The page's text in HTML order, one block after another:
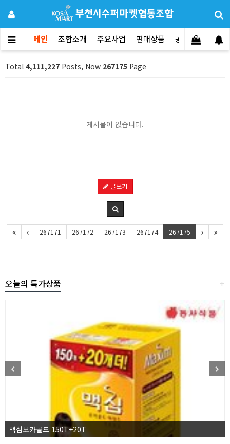
메인 조합소개 주요사업 판매상품 공지사항 문
Total 4,111,227 Posts, Now 267175 Page
게시물이 없습니다.
글쓰기
267171 267172 267173 267174 267175
+
오늘의 특가상품
맥심모카골드 150T+20T